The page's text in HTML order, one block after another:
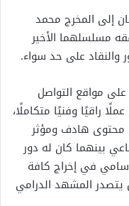
إلى المخرج محمد
مسلسلهما الأخير
والنقاد على حد سواء.
مواقع التواصل
راقيًا وفنيًا متكاملًا،
هادف ومؤثر
بينهما كان له دور
سامي في إخراج كافة
يتصدر المشهد الدرامي